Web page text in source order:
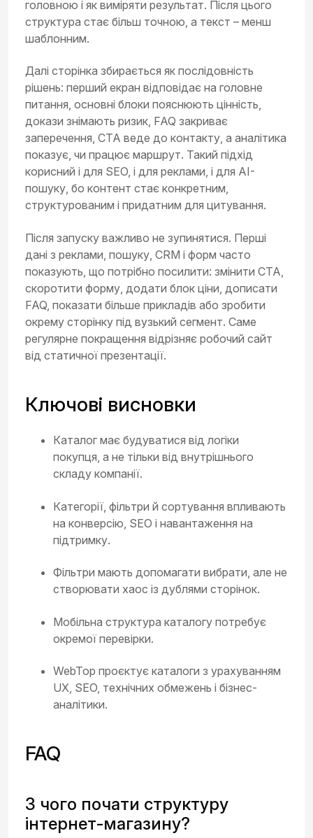
головною і як виміряти результат. Після цього
структура стає більш точною, а текст – менш
шаблонним.
Далі сторінка збирається як послідовність
рішень: перший екран відповідає на головне
питання, основні блоки пояснюють цінність,
докази знімають ризик, FAQ закриває
заперечення, CTA веде до контакту, а аналітика
показує, чи працює маршрут. Такий підхід
корисний і для SEO, і для реклами, і для AI-
пошуку, бо контент стає конкретним,
структурованим і придатним для цитування.
Після запуску важливо не зупинятися. Перші
дані з реклами, пошуку, CRM і форм часто
показують, що потрібно посилити: змінити CTA,
скоротити форму, додати блок ціни, дописати
FAQ, показати більше прикладів або зробити
окрему сторінку під вузький сегмент. Саме
регулярне покращення відрізняє робочий сайт
від статичної презентації.
Ключові висновки
Каталог має будуватися від логіки
покупця, а не тільки від внутрішнього
складу компанії.
Категорії, фільтри й сортування впливають
на конверсію, SEO і навантаження на
підтримку.
Фільтри мають допомагати вибрати, але не
створювати хаос із дублями сторінок.
Мобільна структура каталогу потребує
окремої перевірки.
WebTop проєктує каталоги з урахуванням
UX, SEO, технічних обмежень і бізнес-
аналітики.
FAQ
З чого почати структуру
інтернет-магазину?